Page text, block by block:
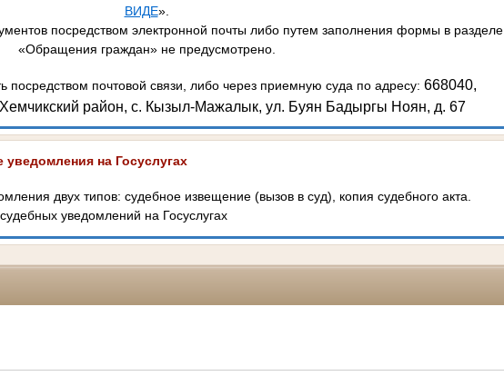
ВИДЕ».
посредством электронной почты либо путем заполнения формы в разделе
«Обращения граждан» не предусмотрено.
посредством почтовой связи, либо через приемную суда по адресу: 668040,
район, с. Кызыл-Мажалык, ул. Буян Бадыргы Ноян, д. 67
на Госуслугах
двух типов: судебное извещение (вызов в суд), копия судебного акта.
уведомлений на Госуслугах